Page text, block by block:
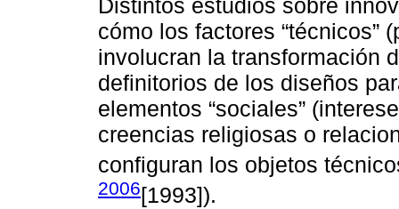
cómo los factores “técnicos”
involucran la transformación
definitorios de los diseños
elementos “sociales”
creencias religiosas o
configuran los objetos
2006[1993]).